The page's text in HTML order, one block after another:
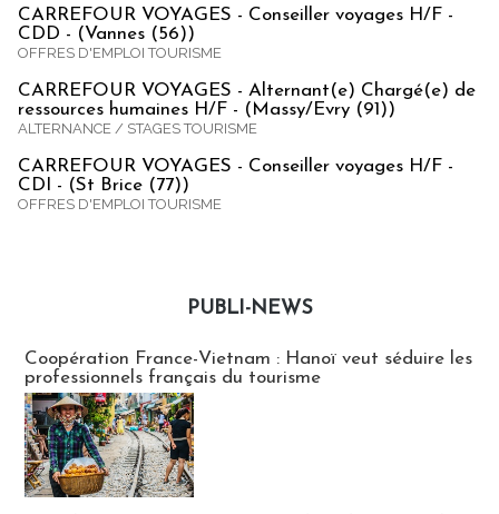
CARREFOUR VOYAGES - Conseiller voyages H/F -
CDD - (Vannes (56))
OFFRES D'EMPLOI TOURISME
CARREFOUR VOYAGES - Alternant(e) Chargé(e) de
ressources humaines H/F - (Massy/Evry (91))
ALTERNANCE / STAGES TOURISME
CARREFOUR VOYAGES - Conseiller voyages H/F -
CDI - (St Brice (77))
OFFRES D'EMPLOI TOURISME
PUBLI-NEWS
Coopération France-Vietnam : Hanoï veut séduire les
professionnels français du tourisme